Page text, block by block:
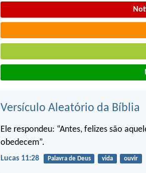
Versículo Aleatório da Bíblia
Ele respondeu: “Antes, felizes são
obedecem”.
Lucas 11:28 Palavra de Deus vida ouvir